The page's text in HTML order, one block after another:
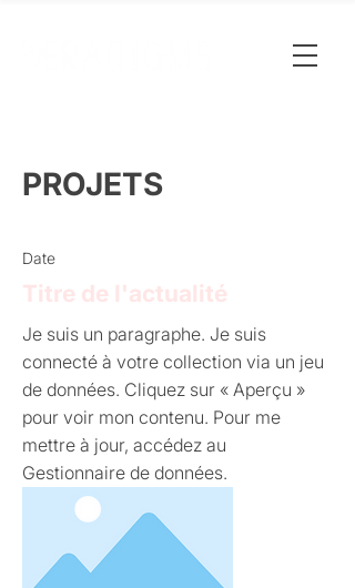
PROJETS
Date
Titre de l'actualité
Je suis un paragraphe. Je suis
connecté à votre collection via un jeu
de données. Cliquez sur « Aperçu »
pour voir mon contenu. Pour me
mettre à jour, accédez au
Gestionnaire de données.